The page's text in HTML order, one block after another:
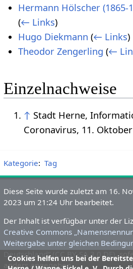
Hermann Hölscher (1865-
(← Links)
Hugo Diekmann (← Links)
Theodor Zengerling (←
Einzelnachweise
↑ Stadt Herne,
Coronavirus, 11. Oktober
Kategorie: Tag
Cookies helfen uns bei der
Diese Seite wurde zuletzt am 16.
2023 um 21:24 Uhr bearbeitet.
Der Inhalt ist verfügbar unter der
Creative Commons
Weitergabe unter gleichen
Deutschland“ (CC BY-SA 3.0 DE)
,
anders angegeben.